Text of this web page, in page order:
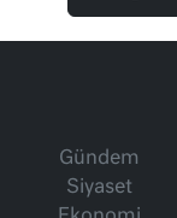
Gündem
Siyaset